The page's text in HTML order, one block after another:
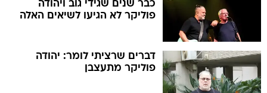
כבר שנים שגידי גוב ויהודה
פוליקר לא הגיעו לשיאים האלה
דברים שרציתי לומר: יהודה
פוליקר מתעצבן